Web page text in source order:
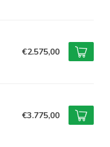
€2.575,00
€3.775,00